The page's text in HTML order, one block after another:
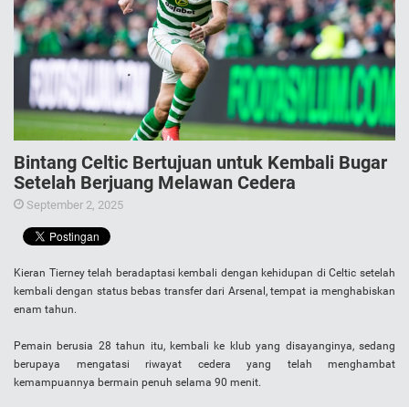
Bintang Celtic Bertujuan untuk Kembali Bugar
Setelah Berjuang Melawan Cedera
September 2, 2025
Kieran Tierney telah beradaptasi kembali dengan kehidupan di Celtic setelah
kembali dengan status bebas transfer dari Arsenal, tempat ia menghabiskan
enam tahun.
Pemain berusia 28 tahun itu, kembali ke klub yang disayanginya, sedang
berupaya mengatasi riwayat cedera yang telah menghambat
kemampuannya bermain penuh selama 90 menit.